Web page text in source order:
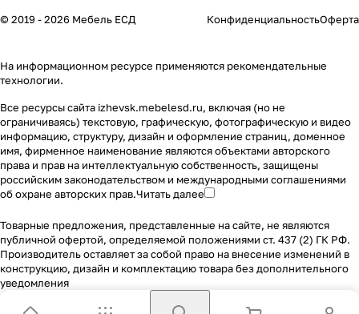
© 2019 - 2026 Мебель ЕСД КонфиденциальностьОферта
На информационном ресурсе применяются рекомендательные
технологии.
Все ресурсы сайта izhevsk.mebelesd.ru, включая (но не
ограничиваясь) текстовую, графическую, фотографическую и видео
информацию, структуру, дизайн и оформление страниц, доменное
имя, фирменное наименование являются объектами авторского
права и прав на интеллектуальную собственность, защищены
российским законодательством и международными соглашениями
об охране авторских прав.Читать далее
Товарные предложения, представленные на сайте, не являются
публичной офертой, определяемой положениями ст. 437 (2) ГК РФ.
Производитель оставляет за собой право на внесение изменений в
конструкцию, дизайн и комплектацию товара без дополнительного
уведомления